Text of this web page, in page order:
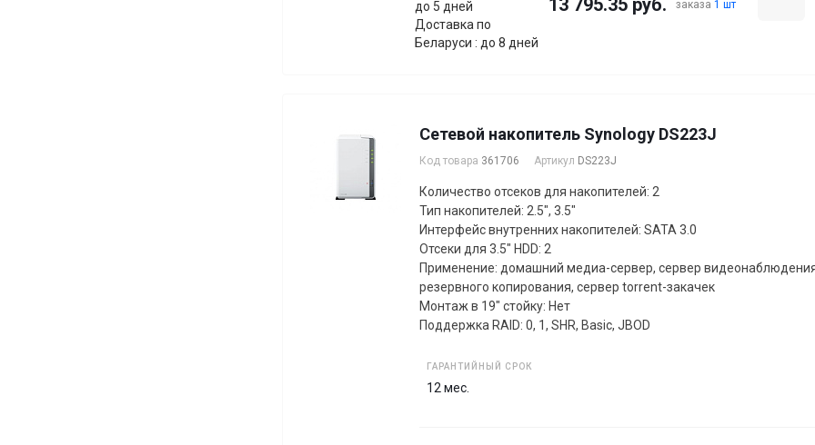
до 5 дней
Доставка по
Беларуси : до 8 дней
13 795.35 руб.
заказа 1 шт
Cетевой накопитель Synology DS223J
Код товара 361706 Артикул DS223J
Количество отсеков для накопителей: 2
Тип накопителей: 2.5", 3.5"
Интерфейс внутренних накопителей: SATA 3.0
Отсеки для 3.5" HDD: 2
Применение: домашний медиа-сервер, сервер
резервного копирования, сервер torrent-закачек
Монтаж в 19" стойку: Нет
Поддержка RAID: 0, 1, SHR, Basic, JBOD
ГАРАНТИЙНЫЙ СРОК
12 мес.